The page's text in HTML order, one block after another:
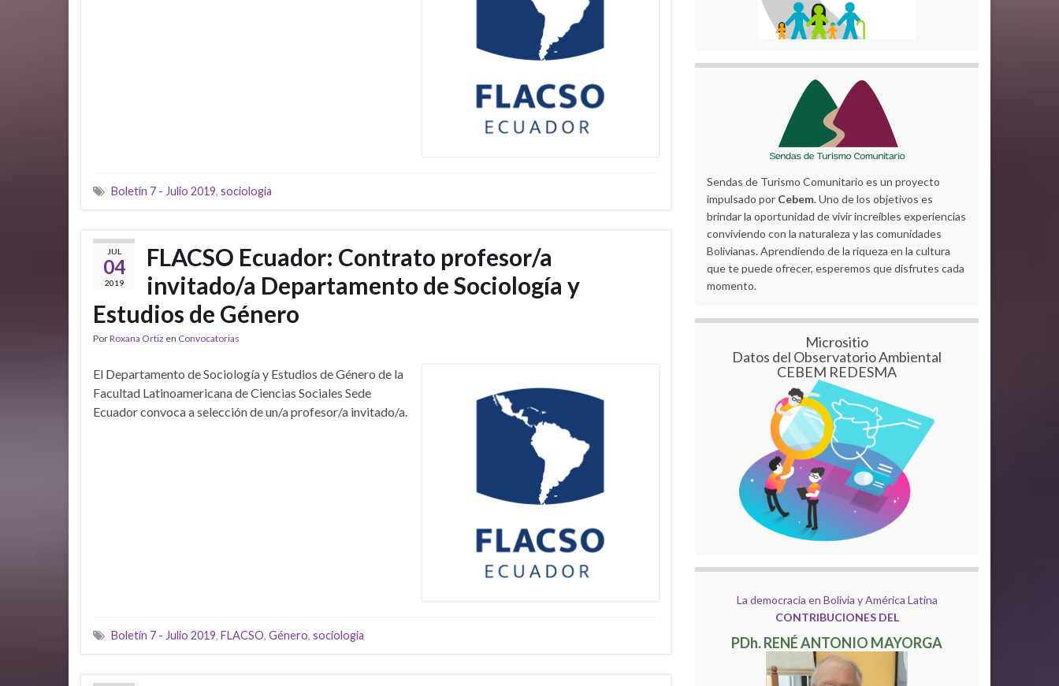
Boletín 7 - Julio 2019, sociologia
JUL
04
2019
FLACSO Ecuador: Contrato profesor/a
invitado/a Departamento de Sociología y
Estudios de Género
PorRoxana Ortiz en Convocatorias
El Departamento de Sociología y Estudios de Género de la
Facultad Latinoamericana de Ciencias Sociales Sede
Ecuador convoca a selección de un/a profesor/a invitado/a.
Boletín 7 - Julio 2019, FLACSO, Género, sociologia
Sendas de Turismo Comunitario es un proyecto
impulsado por Cebem. Uno de los objetivos es
brindar la oportunidad de vivir increíbles experiencias
conviviendo con la naturaleza y las comunidades
Bolivianas. Aprendiendo de la riqueza en la cultura
que te puede ofrecer, esperemos que disfrutes cada
momento.
Micrositio
Datos del Observatorio Ambiental
CEBEM REDESMA
La democracia en Bolivia y América Latina
CONTRIBUCIONES DEL
PDh. RENÉ ANTONIO MAYORGA